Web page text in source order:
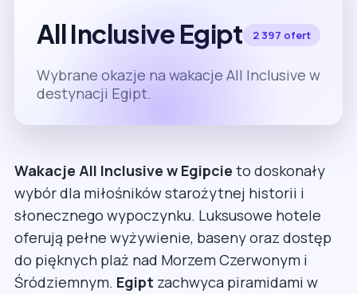
All Inclusive Egipt 2 397 ofert
Wybrane okazje na wakacje All Inclusive w
destynacji Egipt.
Wakacje All Inclusive w Egipcie to doskonały
wybór dla miłośników starożytnej historii i
słonecznego wypoczynku. Luksusowe hotele
oferują pełne wyżywienie, baseny oraz dostęp
do pięknych plaż nad Morzem Czerwonym i
Śródziemnym. Egipt zachwyca piramidami w